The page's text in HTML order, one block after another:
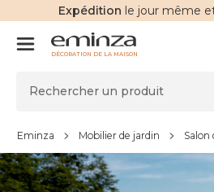
Expédition le jour même
DÉCORATION DE LA MAISON
Eminza Mobilier de jardin Salon